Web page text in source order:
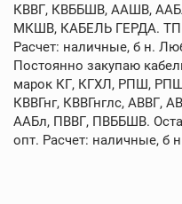
КВВГ, КВББШВ, ААШВ,
МКШВ, КАБЕЛЬ ГЕРДА.
Расчет: наличные, б н.
Постоянно закупаю
марок КГ, КГХЛ, РПШ,
КВВГнг, КВВГнглс, АВВГ,
ААБл, ПВВГ, ПВББШВ.
опт. Расчет: наличные, б н